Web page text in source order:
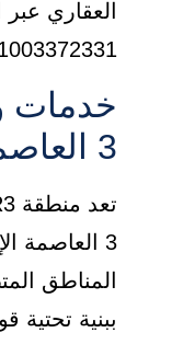
العقاري
خدمات
3 العاصمة الإدارية
المناطق
ببنية تحتية